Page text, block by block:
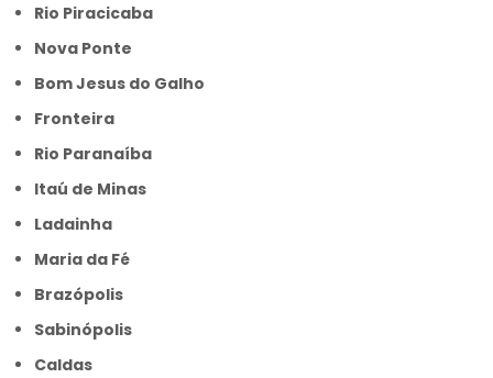
Rio Piracicaba
Nova Ponte
Bom Jesus do Galho
Fronteira
Rio Paranaíba
Itaú de Minas
Ladainha
Maria da Fé
Brazópolis
Sabinópolis
Caldas